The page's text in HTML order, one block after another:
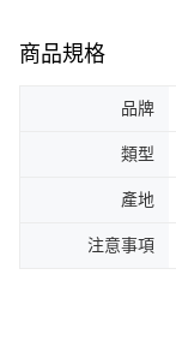
商品規格
品牌
類型
產地
注意事項